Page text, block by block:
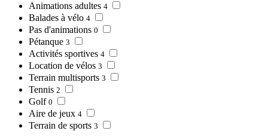
Animations adultes 4
Balades à vélo 4
Pas d'animations 0
Pétanque 3
Activités sportives 4
Location de vélos 3
Terrain multisports 3
Tennis 2
Golf 0
Aire de jeux 4
Terrain de sports 3